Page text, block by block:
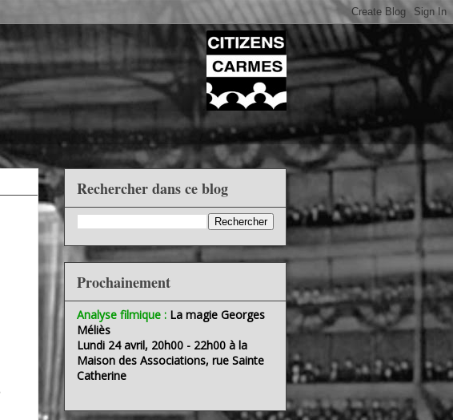
Rechercher dans ce blog
Prochainement
Analyse filmique : La magie Georges
Méliès
Lundi 24 avril, 20h00 - 22h00 à la
Maison des Associations, rue Sainte
Catherine